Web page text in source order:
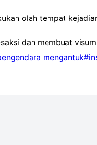
olah tempat
dan membuat visum
mengantuk